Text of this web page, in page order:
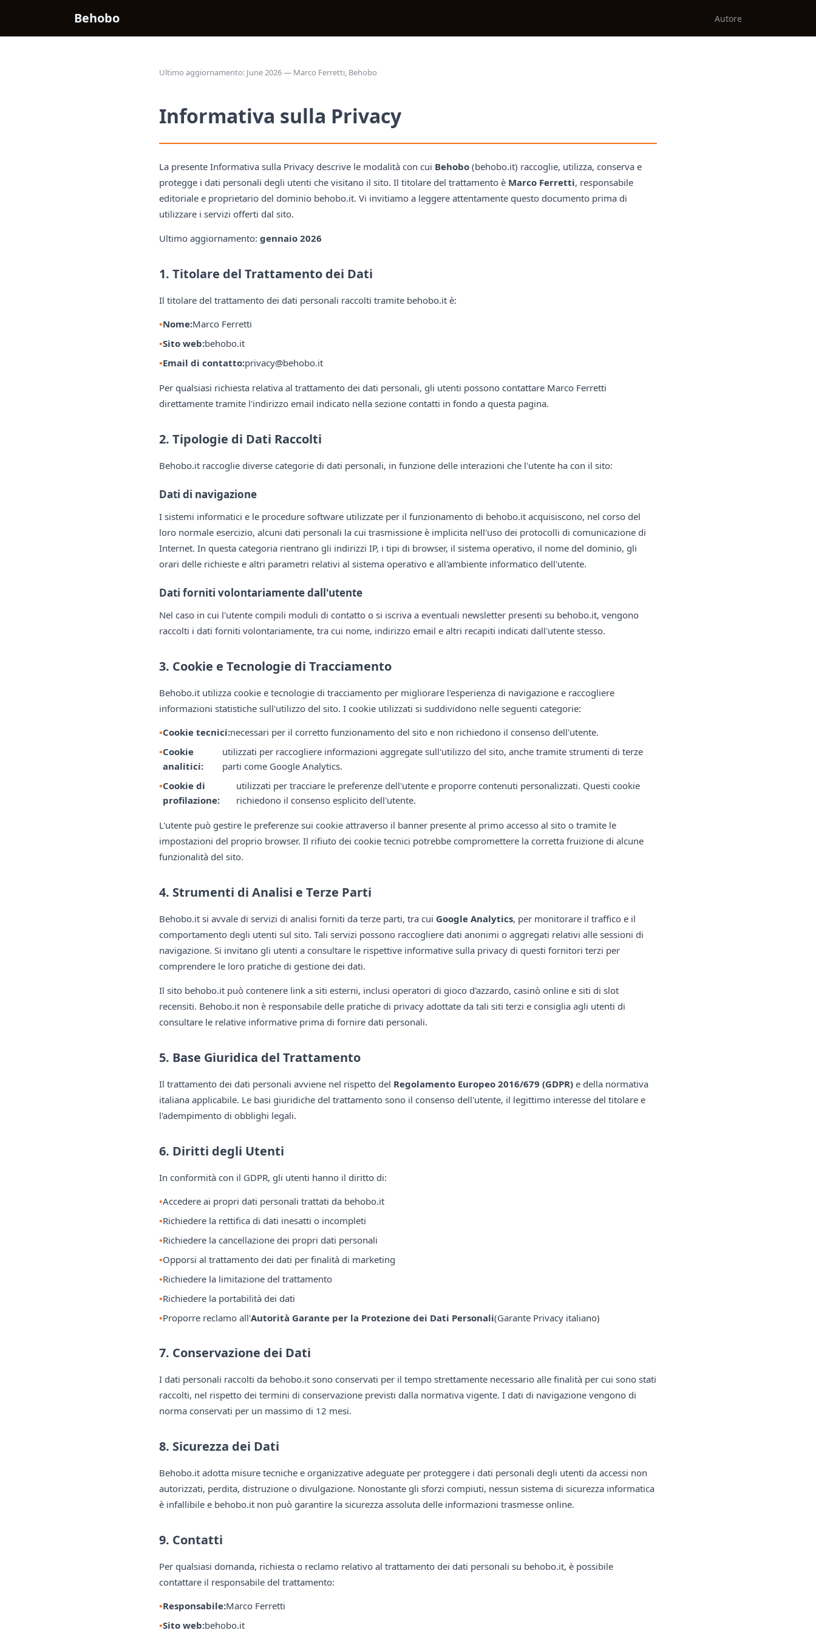
Behobo Autore
Ultimo aggiornamento: June 2026 — Marco Ferretti, Behobo
Informativa sulla Privacy
La presente Informativa sulla Privacy descrive le modalità con cui Behobo (behobo.it) raccoglie, utilizza, conserva e
protegge i dati personali degli utenti che visitano il sito. Il titolare del trattamento è Marco Ferretti, responsabile
editoriale e proprietario del dominio behobo.it. Vi invitiamo a leggere attentamente questo documento prima di
utilizzare i servizi offerti dal sito.
Ultimo aggiornamento: gennaio 2026
1. Titolare del Trattamento dei Dati
Il titolare del trattamento dei dati personali raccolti tramite behobo.it è:
Nome:Marco Ferretti
Sito web:behobo.it
Email di contatto:privacy@behobo.it
Per qualsiasi richiesta relativa al trattamento dei dati personali, gli utenti possono contattare Marco Ferretti
direttamente tramite l'indirizzo email indicato nella sezione contatti in fondo a questa pagina.
2. Tipologie di Dati Raccolti
Behobo.it raccoglie diverse categorie di dati personali, in funzione delle interazioni che l'utente ha con il sito:
Dati di navigazione
I sistemi informatici e le procedure software utilizzate per il funzionamento di behobo.it acquisiscono, nel corso del
loro normale esercizio, alcuni dati personali la cui trasmissione è implicita nell'uso dei protocolli di comunicazione di
Internet. In questa categoria rientrano gli indirizzi IP, i tipi di browser, il sistema operativo, il nome del dominio, gli
orari delle richieste e altri parametri relativi al sistema operativo e all'ambiente informatico dell'utente.
Dati forniti volontariamente dall'utente
Nel caso in cui l'utente compili moduli di contatto o si iscriva a eventuali newsletter presenti su behobo.it, vengono
raccolti i dati forniti volontariamente, tra cui nome, indirizzo email e altri recapiti indicati dall'utente stesso.
3. Cookie e Tecnologie di Tracciamento
Behobo.it utilizza cookie e tecnologie di tracciamento per migliorare l'esperienza di navigazione e raccogliere
informazioni statistiche sull'utilizzo del sito. I cookie utilizzati si suddividono nelle seguenti categorie:
Cookie tecnici:necessari per il corretto funzionamento del sito e non richiedono il consenso dell'utente.
Cookie
analitici:
utilizzati per raccogliere informazioni aggregate sull'utilizzo del sito, anche tramite strumenti di terze
parti come Google Analytics.
Cookie di
profilazione:
utilizzati per tracciare le preferenze dell'utente e proporre contenuti personalizzati. Questi cookie
richiedono il consenso esplicito dell'utente.
L'utente può gestire le preferenze sui cookie attraverso il banner presente al primo accesso al sito o tramite le
impostazioni del proprio browser. Il rifiuto dei cookie tecnici potrebbe compromettere la corretta fruizione di alcune
funzionalità del sito.
4. Strumenti di Analisi e Terze Parti
Behobo.it si avvale di servizi di analisi forniti da terze parti, tra cui Google Analytics, per monitorare il traffico e il
comportamento degli utenti sul sito. Tali servizi possono raccogliere dati anonimi o aggregati relativi alle sessioni di
navigazione. Si invitano gli utenti a consultare le rispettive informative sulla privacy di questi fornitori terzi per
comprendere le loro pratiche di gestione dei dati.
Il sito behobo.it può contenere link a siti esterni, inclusi operatori di gioco d'azzardo, casinò online e siti di slot
recensiti. Behobo.it non è responsabile delle pratiche di privacy adottate da tali siti terzi e consiglia agli utenti di
consultare le relative informative prima di fornire dati personali.
5. Base Giuridica del Trattamento
Il trattamento dei dati personali avviene nel rispetto del Regolamento Europeo 2016/679 (GDPR) e della normativa
italiana applicabile. Le basi giuridiche del trattamento sono il consenso dell'utente, il legittimo interesse del titolare e
l'adempimento di obblighi legali.
6. Diritti degli Utenti
In conformità con il GDPR, gli utenti hanno il diritto di:
Accedere ai propri dati personali trattati da behobo.it
Richiedere la rettifica di dati inesatti o incompleti
Richiedere la cancellazione dei propri dati personali
Opporsi al trattamento dei dati per finalità di marketing
Richiedere la limitazione del trattamento
Richiedere la portabilità dei dati
Proporre reclamo all'Autorità Garante per la Protezione dei Dati Personali(Garante Privacy italiano)
7. Conservazione dei Dati
I dati personali raccolti da behobo.it sono conservati per il tempo strettamente necessario alle finalità per cui sono stati
raccolti, nel rispetto dei termini di conservazione previsti dalla normativa vigente. I dati di navigazione vengono di
norma conservati per un massimo di 12 mesi.
8. Sicurezza dei Dati
Behobo.it adotta misure tecniche e organizzative adeguate per proteggere i dati personali degli utenti da accessi non
autorizzati, perdita, distruzione o divulgazione. Nonostante gli sforzi compiuti, nessun sistema di sicurezza informatica
è infallibile e behobo.it non può garantire la sicurezza assoluta delle informazioni trasmesse online.
9. Contatti
Per qualsiasi domanda, richiesta o reclamo relativo al trattamento dei dati personali su behobo.it, è possibile
contattare il responsabile del trattamento:
Responsabile:Marco Ferretti
Sito web:behobo.it